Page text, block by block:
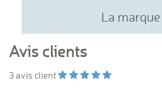
La marque
Avis clients
3 avis client